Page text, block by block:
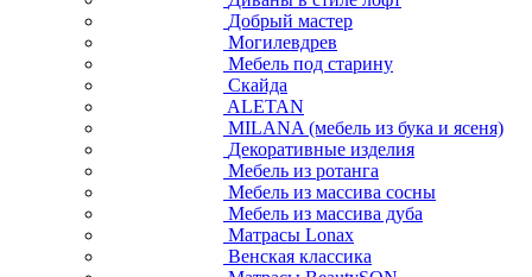
Добрый мастер
Могилевдрев
Мебель под старину
Скайда
ALETAN
MILANA (мебель из бука и ясеня)
Декоративные изделия
Мебель из ротанга
Мебель из массива сосны
Мебель из массива дуба
Матрасы Lonax
Венская классика